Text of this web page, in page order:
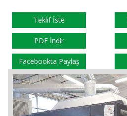
Teklif İste
PDF İndir
Facebookta Paylaş